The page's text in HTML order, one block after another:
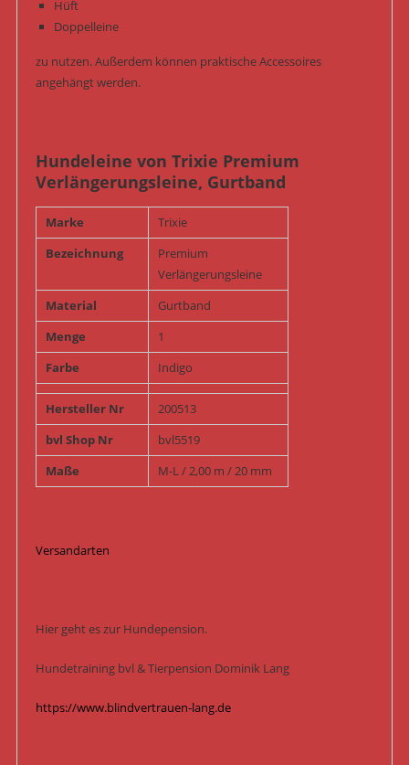
Hüft
Doppelleine
zu nutzen. Außerdem können praktische Accessoires
angehängt werden.
Hundeleine von Trixie Premium
Verlängerungsleine, Gurtband
Marke
Trixie
Bezeichnung
Premium
Verlängerungsleine
Material
Gurtband
Menge
1
Farbe
Indigo
Hersteller Nr
200513
bvl Shop Nr
bvl5519
Maße
M-L / 2,00 m / 20 mm
Versandarten
Hier geht es zur Hundepension.
Hundetraining bvl & Tierpension Dominik Lang
https://www.blindvertrauen-lang.de